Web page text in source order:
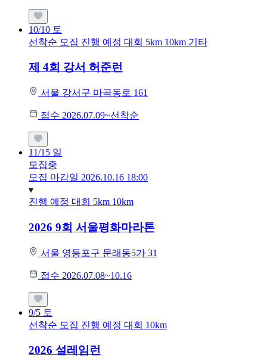
10/10 토
선착순 모집 진행 예정 대회 5km 10km 기타
제 4회 강서 허준런
서울 강서구 마곡동로 161
접수 2026.07.09~선착순
11/15 일
모집중
모집 마감일 2026.10.16 18:00
진행 예정 대회 5km 10km
2026 9회 서울평화마라톤
서울 영등포구 문래동5가 31
접수 2026.07.08~10.16
9/5 토
선착순 모집 진행 예정 대회 10km
2026 설레임런